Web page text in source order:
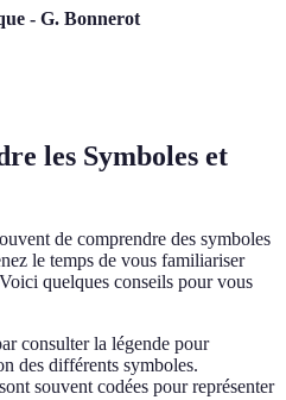
- G. Bonnerot
les Symboles et
de comprendre des symboles
le temps de vous familiariser
quelques conseils pour vous
consulter la légende pour
des différents symboles.
souvent codées pour représenter